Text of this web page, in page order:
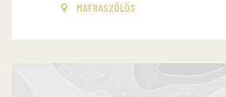
MÁTRASZŐLŐS